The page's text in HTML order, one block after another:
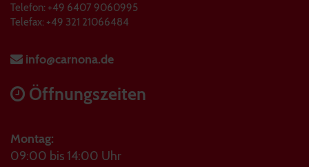
Telefon: +49 6407 9060995
Telefax: +49 321 21066484
info@carnona.de
Öffnungszeiten
Montag:
09:00 bis 14:00 Uhr